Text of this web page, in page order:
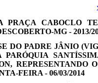
PRAÇA CABOCLO
MG - 2013/
DO PADRE JÂNIO
PARÓQUIA
FEIRA - 06/03/2014